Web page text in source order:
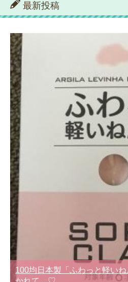
最新投稿
100均日本製「ふわっと軽い